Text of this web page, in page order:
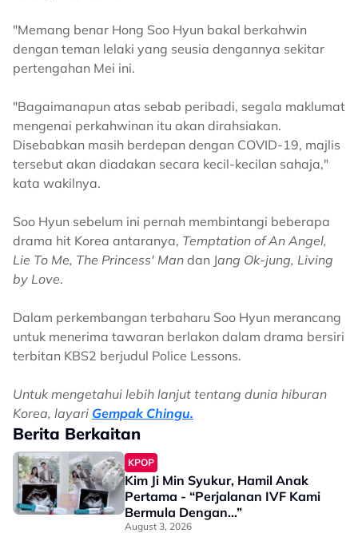
"Memang benar Hong Soo Hyun bakal berkahwin
dengan teman lelaki yang seusia dengannya sekitar
pertengahan Mei ini.
"Bagaimanapun atas sebab peribadi, segala maklumat
mengenai perkahwinan itu akan dirahsiakan.
Disebabkan masih berdepan dengan COVID-19, majlis
tersebut akan diadakan secara kecil-kecilan sahaja,"
kata wakilnya.
Soo Hyun sebelum ini pernah membintangi beberapa
drama hit Korea antaranya, Temptation of An Angel,
Lie To Me, The Princess' Man dan Jang Ok-jung, Living
by Love.
Dalam perkembangan terbaharu Soo Hyun merancang
untuk menerima tawaran berlakon dalam drama bersiri
terbitan KBS2 berjudul Police Lessons.
Untuk mengetahui lebih lanjut tentang dunia hiburan
Korea, layari Gempak Chingu.
Berita Berkaitan
KPOP
Kim Ji Min Syukur, Hamil Anak
Pertama - “Perjalanan IVF Kami
Bermula Dengan…”
August 3, 2026